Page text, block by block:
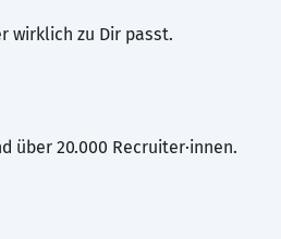
wirklich zu Dir passt.
über 20.000 Recruiter·innen.